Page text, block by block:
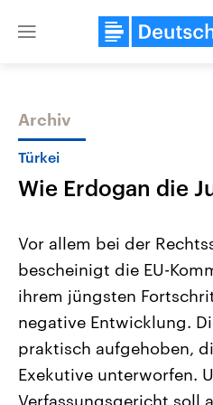
Close
Themen
Landtagswahl Sachsen-Anhalt
2026
Alle Informationen
Sachsen-Anhalt wählt am 6.
September 2026 einen neuen
Bundesland von einer Koalition
Archiv
Türkei
Wie Erdogan die
Vor allem bei der
bescheinigt die EU-
ihrem jüngsten
negative Entwicklung.
praktisch aufgehoben,
Exekutive unterworfen.
Verfassungsgericht soll